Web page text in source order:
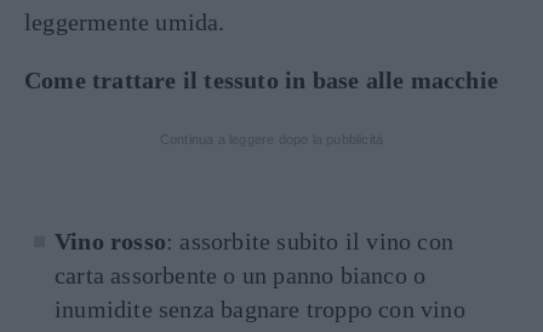
leggermente umida.
Come trattare il tessuto in base alle macchie
Vino rosso: assorbite subito il vino con
carta assorbente o un panno bianco o
inumidite senza bagnare troppo con vino